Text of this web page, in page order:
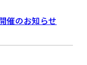
催のお知らせ